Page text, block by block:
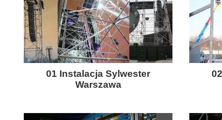
01 Instalacja Sylwester
Warszawa